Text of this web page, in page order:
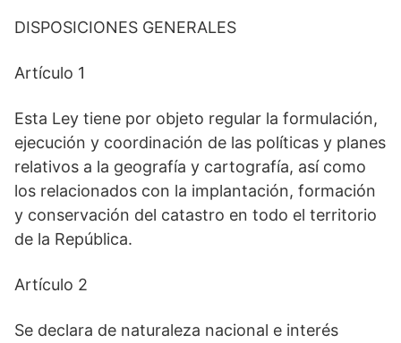
DISPOSICIONES GENERALES
Artículo 1
Esta Ley tiene por objeto regular la formulación,
ejecución y coordinación de las políticas y planes
relativos a la geografía y cartografía, así como
los relacionados con la implantación, formación
y conservación del catastro en todo el territorio
de la República.
Artículo 2
Se declara de naturaleza nacional e interés